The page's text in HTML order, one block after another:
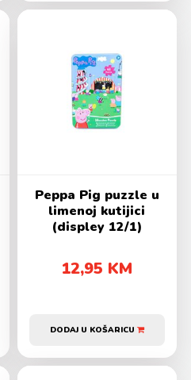
Peppa Pig puzzle u
limenoj kutijici
(displey 12/1)
12,95 KM
DODAJ U KOŠARICU